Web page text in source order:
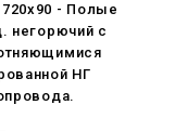
- Полые
негорючий c
НГ
которая с